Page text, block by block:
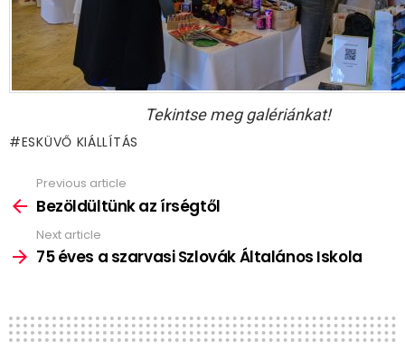
Tekintse meg galériánkat!
ESKÜVŐ KIÁLLÍTÁS
more
Previous article
Bezöldültünk az írségtől
Next article
75 éves a szarvasi Szlovák Általános Iskola